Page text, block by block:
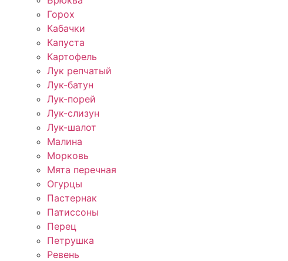
Горох
Кабачки
Капуста
Картофель
Лук репчатый
Лук-батун
Лук-порей
Лук-слизун
Лук-шалот
Малина
Морковь
Мята перечная
Огурцы
Пастернак
Патиссоны
Перец
Петрушка
Ревень